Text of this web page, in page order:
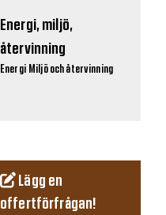
Energi, miljö,
återvinning
Energi Miljö och återvinning
Lägg en
offertförfrågan!